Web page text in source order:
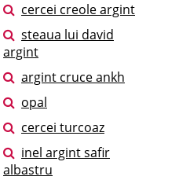
cercei creole argint
steaua lui david
argint
argint cruce ankh
opal
cercei turcoaz
inel argint safir
albastru